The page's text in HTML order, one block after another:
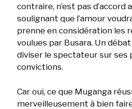
contraire, n’est pas d’accord
soulignant que l’amour
prenne en considération les
voulues par Busara. Un
diviser le spectateur sur ses
convictions.
Car oui, ce que Muganga
merveilleusement à bien